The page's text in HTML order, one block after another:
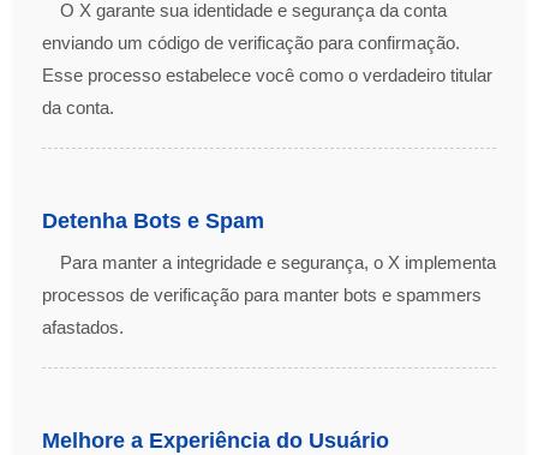
O X garante sua identidade e segurança da conta
enviando um código de verificação para confirmação.
Esse processo estabelece você como o verdadeiro titular
da conta.
Detenha Bots e Spam
Para manter a integridade e segurança, o X implementa
processos de verificação para manter bots e spammers
afastados.
Melhore a Experiência do Usuário